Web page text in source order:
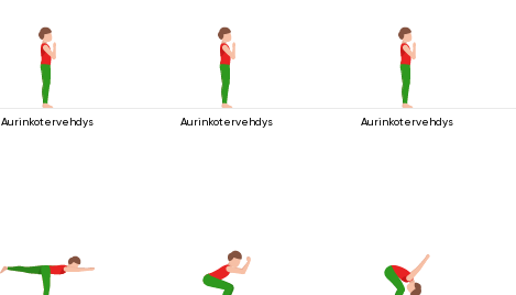
Aurinkotervehdys Aurinkotervehdys Aurinkotervehdys